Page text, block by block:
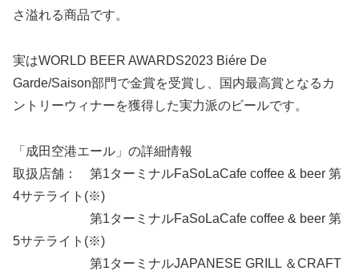
さ溢れる商品です。
実はWORLD BEER AWARDS2023 Biére De
Garde/Saison部門で金賞を受賞し、国内最高賞となるカ
ントリーウィナーを獲得した実力派のビールです。
「成田空港エール」の詳細情報
取扱店舗： 第1ターミナルFaSoLaCafe coffee & beer 第
4サテライト(※)
第1ターミナルFaSoLaCafe coffee & beer 第
5サテライト(※)
第1ターミナルJAPANESE GRILL ＆CRAFT